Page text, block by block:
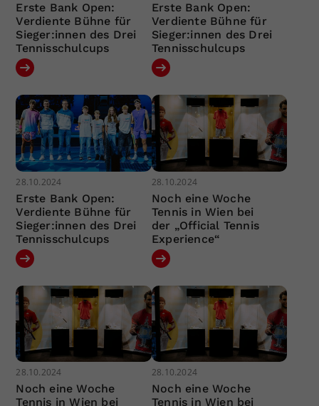
Erste Bank Open:
Verdiente Bühne für
Sieger:innen des Drei
Tennisschulcups
Erste Bank Open:
Verdiente Bühne für
Sieger:innen des Drei
Tennisschulcups
28.10.2024
Erste Bank Open:
Verdiente Bühne für
Sieger:innen des Drei
Tennisschulcups
28.10.2024
Noch eine Woche
Tennis in Wien bei
der „Official Tennis
Experience“
28.10.2024
Noch eine Woche
Tennis in Wien bei
28.10.2024
Noch eine Woche
Tennis in Wien bei